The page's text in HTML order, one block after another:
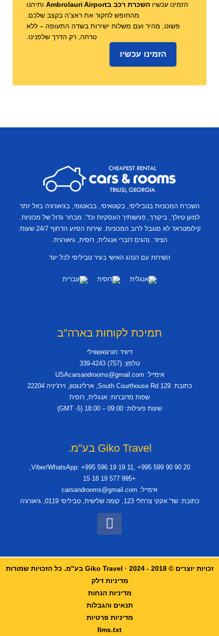
הזמינו עכשיו השכרת רכב בAmbrolauri Airport
ותיהנו
מהחופש לחקור את ראצ'ה בקצב שלכם.
פשוט, מהיר ועם משלוח ישירות בשדה התעופה – ללא
טרחה, רק הדרך שלפנינו.
הזמינו עכשיו
נוספים
השכרת המכוניות בטביליסי, בקוטאיסי, בבאטומי, בגיאורגיה בזול יותר
למען טיולך, ביקורך, פגישותיך העסקיות וכד'. מבחר גדול של מכוניות.
קילומטראז' לא מוגבל לרוב המכוניות. שירות הסיוע הדחוף 24/7 שעות.
הציוד. נהגים דוברי אנגלית, רוסית, גיאורגית.
השירות עם הנהג האישי בעיר טביליסי לכל יעד
תמיכת לקוחות בארה"ב
דיוויד חורגואשווילי
טלפון: (757) 339-4243
אימייל: USAcarsandrooms@gmail.com
כתובת: 129 South Courthouse Rd, ארלינגטון, וירג'יניה 22204
שפות מדוברות: אנגלית, רוסית
שעות פעילות: 09:00 – 18:00 (GMT -5)
Giko Travel בע"מ.
Viber/WhatsApp: +995 596 19 19 11, +995 599 90 90 20,
+995 577 19 18 15
אימייל: carsandrooms@gmail.com
כתובת: שד' אקקי צרתלי 123, קומה שלישית, טביליסי 0119, גיאורגיה
זכויות יוצרים © 2018 - 2024 · Giko Travel בע"מ. כל הזכויות שמורות
מדיניות דלק
מדיניות הנחות
תנאים והגבלות
מדיניות פרטיות
llms.txt